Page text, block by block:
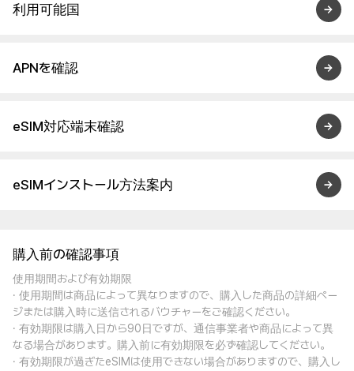
利用可能国
APNを確認
eSIM対応端末確認
eSIMインストール方法案内
購入前の確認事項
使用期間および有効期限
· 使用期間は商品によって異なりますので、購入した商品の詳細ペー
ジまたは購入時に送信されるバウチャーをご確認ください。
· 有効期限は購入日から90日ですが、通信事業者や商品によって異
なる場合があります。購入前に有効期限を必ず確認してください。
· 有効期限が過ぎたeSIMは使用できない場合がありますので、購入し